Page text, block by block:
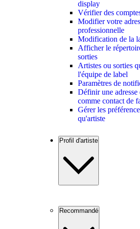
display
Vérifier des
Modifier votre
professionnelle
Modification de la
Afficher le
sorties
Artistes ou sorties
l'équipe de label
Paramètres de
Définir une
comme contact de
Gérer les
qu'artiste
Profil d'artiste
Recommandé